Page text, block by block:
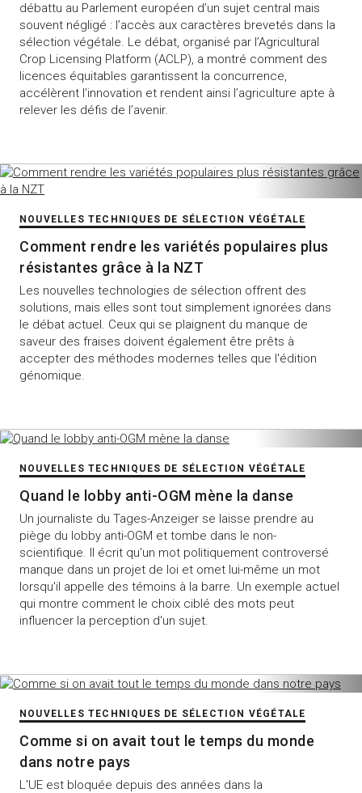
débattu au Parlement européen d’un sujet central mais
souvent négligé : l’accès aux caractères brevetés dans la
sélection végétale. Le débat, organisé par l’Agricultural
Crop Licensing Platform (ACLP), a montré comment des
licences équitables garantissent la concurrence,
accélèrent l’innovation et rendent ainsi l’agriculture apte à
relever les défis de l’avenir.
NOUVELLES TECHNIQUES DE SÉLECTION VÉGÉTALE
Comment rendre les variétés populaires plus
résistantes grâce à la NZT
Les nouvelles technologies de sélection offrent des
solutions, mais elles sont tout simplement ignorées dans
le débat actuel. Ceux qui se plaignent du manque de
saveur des fraises doivent également être prêts à
accepter des méthodes modernes telles que l'édition
génomique.
NOUVELLES TECHNIQUES DE SÉLECTION VÉGÉTALE
Quand le lobby anti-OGM mène la danse
Un journaliste du Tages-Anzeiger se laisse prendre au
piège du lobby anti-OGM et tombe dans le non-
scientifique. Il écrit qu'un mot politiquement controversé
manque dans un projet de loi et omet lui-même un mot
lorsqu'il appelle des témoins à la barre. Un exemple actuel
qui montre comment le choix ciblé des mots peut
influencer la perception d'un sujet.
NOUVELLES TECHNIQUES DE SÉLECTION VÉGÉTALE
Comme si on avait tout le temps du monde
dans notre pays
L'UE est bloquée depuis des années dans la